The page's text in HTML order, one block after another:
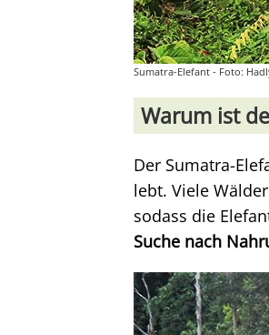
Sumatra-Elefant - Foto:
Warum ist
Der Sumatra-
lebt. Viele
sodass die
Suche nach